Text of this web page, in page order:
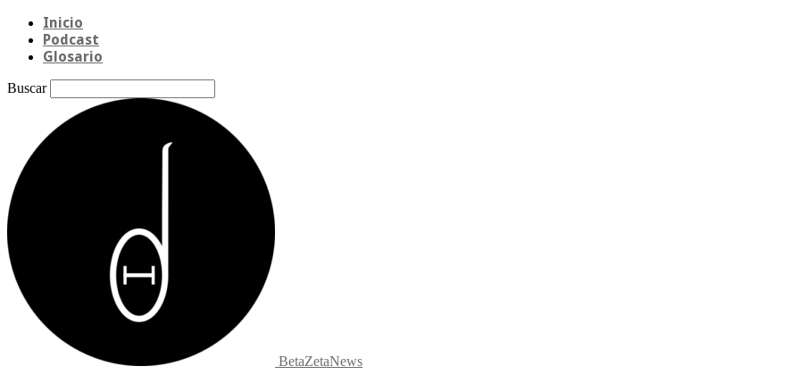
Inicio
Podcast
Glosario
Buscar
BetaZetaNews